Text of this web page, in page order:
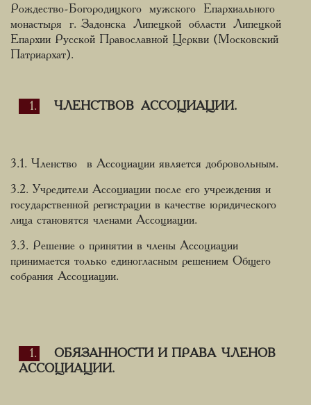
Рождество-Богородицкого мужского Епархиального
монастыря г. Задонска Липецкой области Липецкой
Епархии Русской Православной Церкви (Московский
Патриархат).
ЧЛЕНСТВО В АССОЦИАЦИИ.
3.1. Членство в Ассоциации является добровольным.
3.2. Учредители Ассоциации после его учреждения и
государственной регистрации в качестве юридического
лица становятся членами Ассоциации.
3.3. Решение о принятии в члены Ассоциации
принимается только единогласным решением Общего
собрания Ассоциации.
ОБЯЗАННОСТИ И ПРАВА ЧЛЕНОВ
АССОЦИАЦИИ.